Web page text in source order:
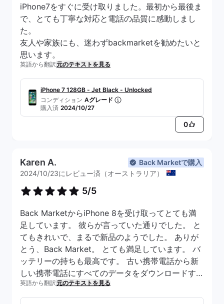
iPhone7をすぐに受け取りました。最初から最後ま
で、とても丁寧な対応と電話の品質に感動しまし
た。
友人や家族にも、迷わずbackmarketを勧めたいと
思います。
英語から翻訳元のテキストを見る
iPhone 7 128GB - Jet Black - Unlocked
コンディション Aグレード
購入済 2024/10/27
0
Karen A.
Back Marketで購入
2024/10/23にレビュー済（オーストラリア）
5/5
Back MarketからiPhone 8を受け取ってとても満
足しています。 彼らが言っていた通りでした。 と
てもきれいで、まるで新品のようでした。 ありが
とう、Back Market。 とても満足しています。 バ
ッテリーの持ちも最高です。 古い携帯電話から新
しい携帯電話にすべてのデータをダウンロードする
のもまったく問題ありませんでした。
英語から翻訳元のテキストを見る